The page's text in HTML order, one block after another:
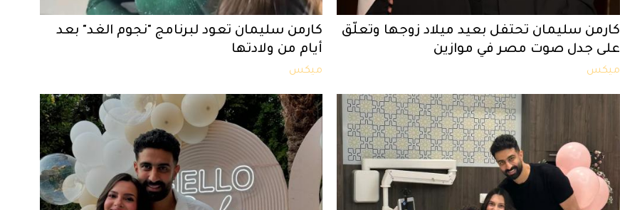
كارمن سليمان تحتفل بعيد ميلاد زوجها وتعلّق
على جدل صوت مصر في موازين
ميكس
كارمن سليمان تعود لبرنامج "نجوم الغد" بعد
أيام من ولادتها
ميكس